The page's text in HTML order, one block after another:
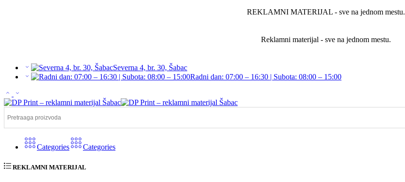
REKLAMNI MATERIJAL - sve na jednom mestu.
Reklamni materijal - sve na jednom mestu.
Severna 4, br. 30, Šabac
Radni dan: 07:00 – 16:30 | Subota: 08:00 – 15:00
Categories Categories
REKLAMNI MATERIJAL